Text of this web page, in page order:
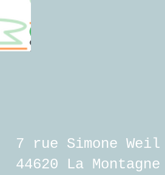
7 rue Simone Weil
44620 La Montagne